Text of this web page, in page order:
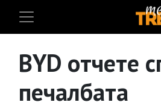
BYD отчете
печалбата